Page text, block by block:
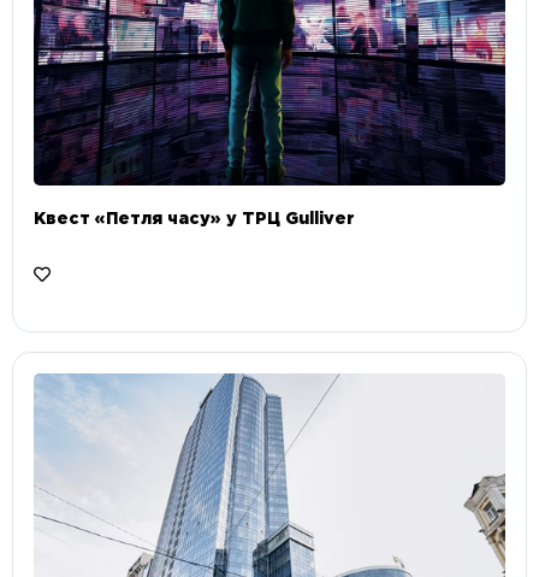
Квест «Петля часу» у ТРЦ Gulliver